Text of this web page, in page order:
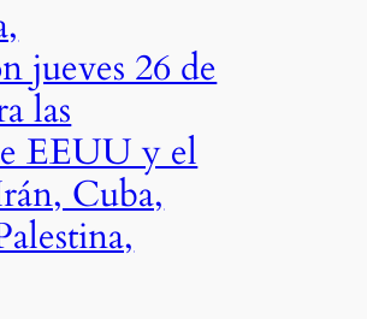
jueves 26 de
las
EEUU y el
Cuba,